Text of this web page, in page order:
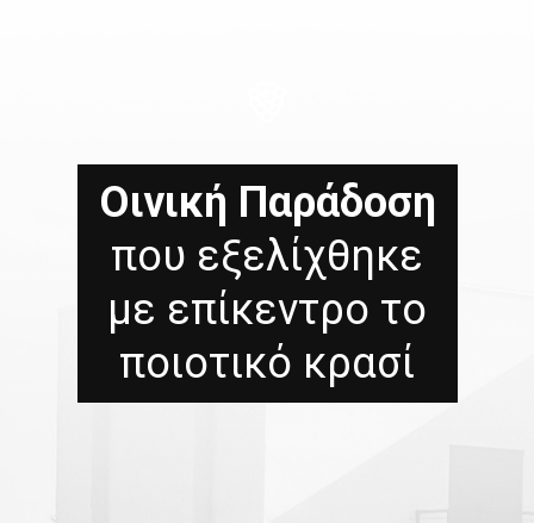
Οινική Παράδοση
που εξελίχθηκε
με επίκεντρο το
ποιοτικό κρασί